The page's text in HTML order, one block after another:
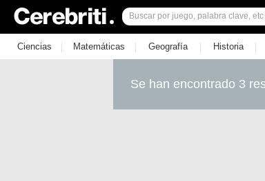
Ciencias | Matemáticas | Geografía | Historia |
Se han encontrado 3